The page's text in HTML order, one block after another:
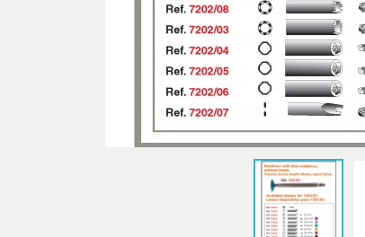
Vis autotaraudeuse "VAT"
Vis facile à casser
Vis autocentrante
Vis régulière
Vis pour montage percé
Vis à tête hexagonale pour
montage percé
Vis pour le mécanisme des